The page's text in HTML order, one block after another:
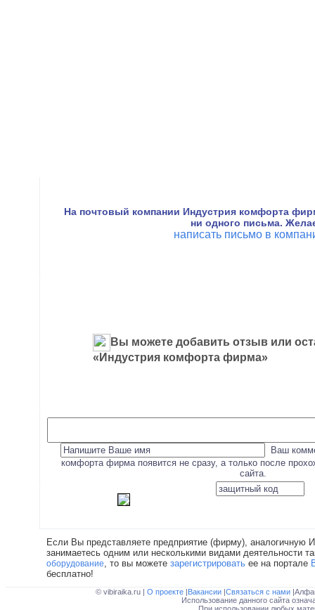
На почтовый компании Индустрия комфорта
ни одного письма.
написать письмо в
Вы можете добавить отзыв или
«Индустрия комфорта фирма»
Ваш
комфорта фирма появится не сразу, а только после
сайта.
Если Вы представляете предприятие (фирму), аналогичную
занимаетесь одним или несколькими видами деятельности
оборудование, то вы можете зарегистрировать ее на портале
бесплатно!
© vibiraika.ru | О проекте |Вакансии |Связаться с нами
Использование данного сайта